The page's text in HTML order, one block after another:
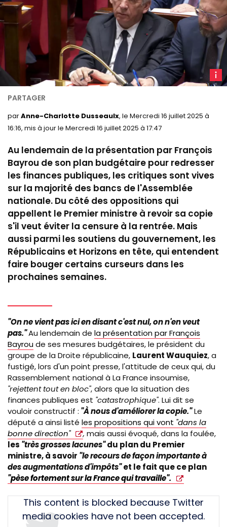
parAnne-Charlotte Dusseaulx, le Mercredi 16 juillet 2025 à
16:16, mis à jour le Mercredi 16 juillet 2025 à 17:47
Au lendemain de la présentation par François
Bayrou de son plan budgétaire pour redresser
les finances publiques, les critiques sont vives
sur la majorité des bancs de l'Assemblée
nationale. Du côté des oppositions qui
appellent le Premier ministre à revoir sa copie
s'il veut éviter la censure à la rentrée. Mais
aussi parmi les soutiens du gouvernement, les
Républicains et Horizons en tête, qui entendent
faire bouger certains curseurs dans les
prochaines semaines.
"On ne vient pas ici en disant c'est nul, on n'en veut
pas."Au lendemain de la présentation par François
Bayroude ses mesures budgétaires, le président du
groupe de la Droite républicaine, Laurent Wauquiez, a
fustigé, lors d'un point presse, l'attitude de ceux qui, du
Rassemblement national à La France insoumise,
"rejettent tout en bloc", alors que la situation des
finances publiques est "catastrophique". Lui dit se
vouloir constructif : "À nous d'améliorer la copie."Le
député a ainsi listé les propositions qui vont "dans la
bonne direction"
, mais aussi évoqué, dans la foulée,
les "très grosses lacunes"du plan du Premier
ministre, à savoir "le recours de façon importante à
des augmentations d'impôts"et le fait que ce plan
"pèse fortement sur la France qui travaille".
TweetThis content is blocked because Twitter
media cookies have not been accepted.